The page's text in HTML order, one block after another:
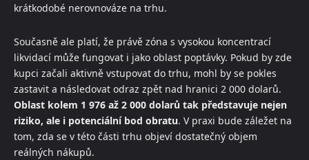
krátkodobé nerovnováze na trhu.
Současně ale platí, že právě zóna s vysokou koncentrací
likvidací může fungovat i jako oblast poptávky. Pokud by zde
kupci začali aktivně vstupovat do trhu, mohl by se pokles
zastavit a následovat odraz zpět nad hranici 2 000 dolarů.
Oblast kolem 1 976 až 2 000 dolarů tak představuje nejen
riziko, ale i potenciální bod obratu. V praxi bude záležet na
tom, zda se v této části trhu objeví dostatečný objem
reálných nákupů.